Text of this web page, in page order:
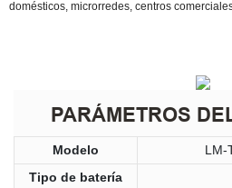
domésticos, microrredes, centros
PARÁMETROS
Modelo
LM-
Tipo de batería